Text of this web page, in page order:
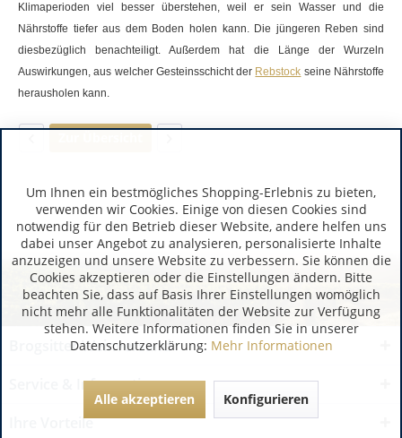
Klimaperioden viel besser überstehen, weil er sein Wasser und die
Nährstoffe tiefer aus dem Boden holen kann. Die jüngeren Reben sind
diesbezüglich benachteiligt. Außerdem hat die
Länge der Wurzeln
Auswirkungen, aus welcher Gesteinsschicht der Rebstock seine Nährstoffe
herausholen kann.
Brogsitter Weinversand
Service & Informationen
Ihre Vorteile
Um Ihnen ein bestmögliches Shopping-Erlebnis zu bieten,
verwenden wir Cookies. Einige von diesen Cookies sind
notwendig für den Betrieb dieser Website, andere helfen uns
dabei unser Angebot zu analysieren, personalisierte Inhalte
anzuzeigen und unsere Website zu verbessern. Sie können die
Cookies akzeptieren oder die Einstellungen ändern. Bitte
beachten Sie, dass auf Basis Ihrer Einstellungen womöglich
nicht mehr alle Funktionalitäten der Website zur Verfügung
stehen. Weitere Informationen finden Sie in unserer
Datenschutzerklärung: Mehr Informationen
Alle akzeptieren Konfigurieren